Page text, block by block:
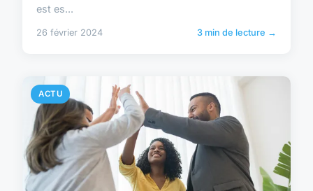
est es...
26 février 2024 3 min de lecture →
ACTU